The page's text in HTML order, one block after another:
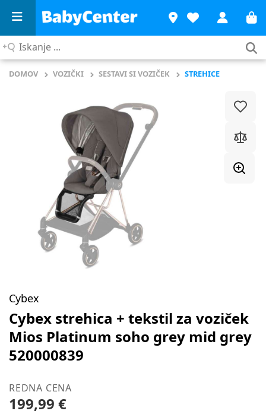
Iskanje
DOMOV VOZIČKI SESTAVI SI VOZIČEK STREHICE
Cybex
Cybex strehica + tekstil za voziček
Mios Platinum soho grey mid grey
520000839
REDNA CENA
199,99 €